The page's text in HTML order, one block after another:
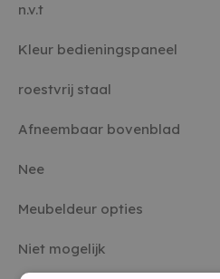
n.v.t
Kleur bedieningspaneel
roestvrij staal
Afneembaar bovenblad
Nee
Meubeldeur opties
Niet mogelijk